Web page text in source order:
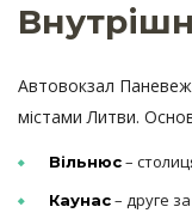
Автовокзал
містами Литви.
Вільнюс–
Каунас– друге